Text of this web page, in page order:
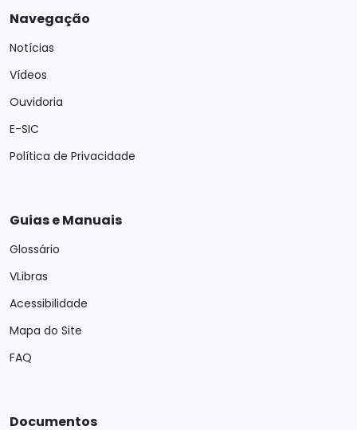
Navegação
Notícias
Vídeos
Ouvidoria
E-SIC
Política de Privacidade
Guias e Manuais
Glossário
VLibras
Acessibilidade
Mapa do Site
FAQ
Documentos